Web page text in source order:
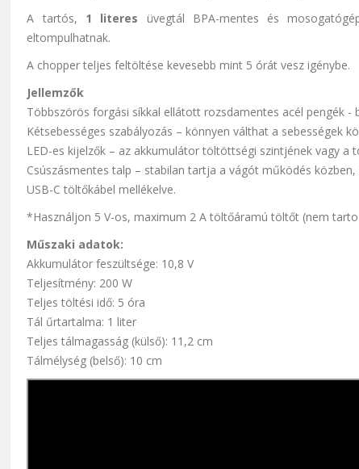
A tartós, 1 literes üvegtál BPA-mentes és
eltompulhatnak.
A chopper teljes feltöltése kevesebb mint 5 órát vesz igénybe.
Jellemzők
Többszörös forgási síkkal ellátott rozsdamentes acél pengék -
Kétsebességes szabályozás – könnyen válthat a sebességek
LED-es kijelzők – az akkumulátor töltöttségi szintjének vagy a
Csúszásmentes talp – stabilan tartja a vágót működés
USB-C töltőkábel mellékelve.
*Használjon 5 V-os, maximum 2 A töltőáramú töltőt (nem
Műszaki adatok:
Akkumulátor feszültsége: 10,8 V
Teljesítmény: 200 W
Teljes töltési idő: 5 óra
Tál űrtartalma: 1 liter
Teljes tálmagasság (külső): 11,2 cm
Tálmélység (belső): 10 cm